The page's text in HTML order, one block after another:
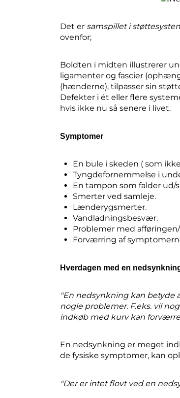
Det er samspillet i
ovenfor;
Boldten i midten illustrerer
ligamenter og fascier
(hænderne), tilpasser sin
Defekter i ét eller flere
hvis ikke nu så senere i livet.
Symptomer
En bule i skeden ( som
Tyngdefornemmelse i
En tampon som falder ud/
Smerter ved samleje.
Lænderygsmerter.
Vandladningsbesvær.
Problemer med
Forværring af
Hverdagen med en
"En nedsynkning kan betyde
nogle problemer. F.eks. vil
indkøb med kurv kan
En nedsynkning er meget
de fysiske symptomer, kan
"Der er intet flovt ved en